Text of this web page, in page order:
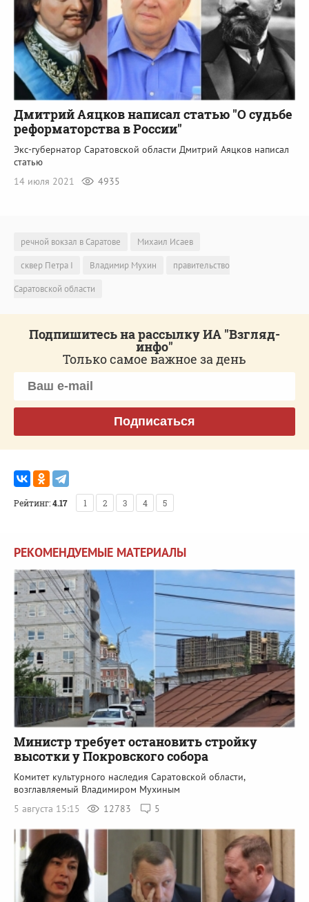
Дмитрий Аяцков написал статью "О судьбе
реформаторства в России"
Экс-губернатор Саратовской области Дмитрий Аяцков написал
статью
14 июля 2021
4935
речной вокзал в Саратове
Михаил Исаев
сквер Петра I
Владимир Мухин
правительство
Саратовской области
Подпишитесь на рассылку ИА "Взгляд-
инфо"
Только самое важное за день
Подписаться
Рейтинг:4.17 1 2 3 4 5
РЕКОМЕНДУЕМЫЕ МАТЕРИАЛЫ
Министр требует остановить стройку
высотки у Покровского собора
Комитет культурного наследия Саратовской области,
возглавляемый Владимиром Мухиным
5 августа 15:15
12783 5